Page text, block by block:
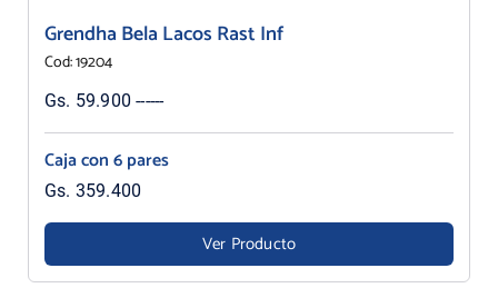
Grendha Bela Lacos Rast Inf
Cod: 19204
Gs. 59.900 ------
Caja con 6 pares
Gs. 359.400
Ver Producto